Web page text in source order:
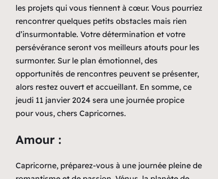
les projets qui vous tiennent à cœur. Vous pourriez
rencontrer quelques petits obstacles mais rien
d’insurmontable. Votre détermination et votre
persévérance seront vos meilleurs atouts pour les
surmonter. Sur le plan émotionnel, des
opportunités de rencontres peuvent se présenter,
alors restez ouvert et accueillant. En somme, ce
jeudi 11 janvier 2024 sera une journée propice
pour vous, chers Capricornes.
Amour :
Capricorne, préparez-vous à une journée pleine de